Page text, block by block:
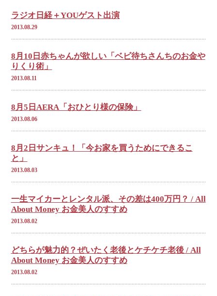
ラジオ日経＋YOUゲスト出演
2013.08.29
8月10日赤ちゃんが欲しい「ベビ待ちさんちのお金や
りくり術」
2013.08.11
8月5日AERA「おひとり様の保険」
2013.08.06
8月2日サンキュ！「今お家を買うためにできるこ
と」
2013.08.03
一生マイカーとレンタル派、その差は400万円？ / All
About Money お金美人のすすめ
2013.08.02
どちらが魅力的？ぜいたく老後とケチケチ老後 / All
About Money お金美人のすすめ
2013.08.02